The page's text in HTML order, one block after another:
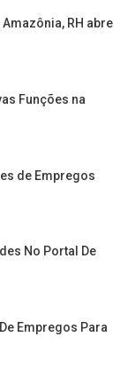
Amazônia, RH abre
Funções na
de Empregos
No Portal De
Empregos Para